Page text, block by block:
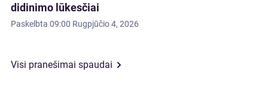
didinimo lūkesčiai
Paskelbta 09:00 Rugpjūčio 4, 2026
Visi pranešimai spaudai